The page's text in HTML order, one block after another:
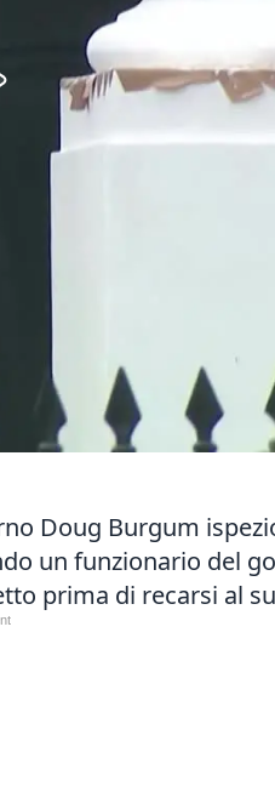
Doug Burgum
un funzionario del
prima di recarsi al